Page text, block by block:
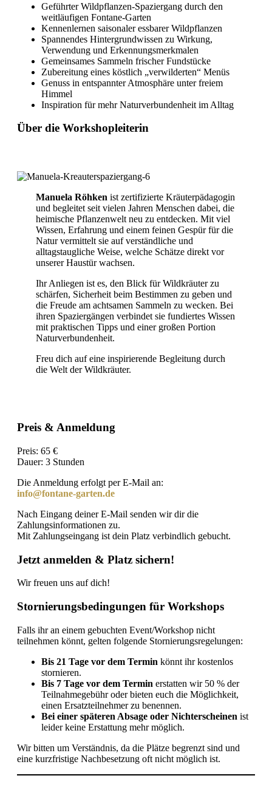
Geführter Wildpflanzen-Spaziergang durch den
weitläufigen Fontane-Garten
Kennenlernen saisonaler essbarer Wildpflanzen
Spannendes Hintergrundwissen zu Wirkung,
Verwendung und Erkennungsmerkmalen
Gemeinsames Sammeln frischer Fundstücke
Zubereitung eines köstlich „verwilderten“ Menüs
Genuss in entspannter Atmosphäre unter freiem
Himmel
Inspiration für mehr Naturverbundenheit im Alltag
Über die Workshopleiterin
Manuela Röhken ist zertifizierte Kräuterpädagogin
und begleitet seit vielen Jahren Menschen dabei, die
heimische Pflanzenwelt neu zu entdecken. Mit viel
Wissen, Erfahrung und einem feinen Gespür für die
Natur vermittelt sie auf verständliche und
alltagstaugliche Weise, welche Schätze direkt vor
unserer Haustür wachsen.
Ihr Anliegen ist es, den Blick für Wildkräuter zu
schärfen, Sicherheit beim Bestimmen zu geben und
die Freude am achtsamen Sammeln zu wecken. Bei
ihren Spaziergängen verbindet sie fundiertes Wissen
mit praktischen Tipps und einer großen Portion
Naturverbundenheit.
Freu dich auf eine inspirierende Begleitung durch
die Welt der Wildkräuter.
Preis & Anmeldung
Preis: 65 €
Dauer: 3 Stunden
Die Anmeldung erfolgt per E-Mail an:
info@fontane-garten.de
Nach Eingang deiner E-Mail senden wir dir die
Zahlungsinformationen zu.
Mit Zahlungseingang ist dein Platz verbindlich gebucht.
Jetzt anmelden & Platz sichern!
Wir freuen uns auf dich!
Stornierungsbedingungen für Workshops
Falls ihr an einem gebuchten Event/Workshop nicht
teilnehmen könnt, gelten folgende Stornierungsregelungen:
Bis 21 Tage vor dem Termin könnt ihr kostenlos
stornieren.
Bis 7 Tage vor dem Termin erstatten wir 50 % der
Teilnahmegebühr oder bieten euch die Möglichkeit,
einen Ersatzteilnehmer zu benennen.
Bei einer späteren Absage oder Nichterscheinen ist
leider keine Erstattung mehr möglich.
Wir bitten um Verständnis, da die Plätze begrenzt sind und
eine kurzfristige Nachbesetzung oft nicht möglich ist.